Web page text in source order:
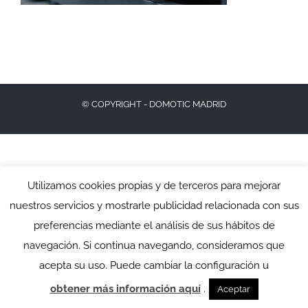
© COPYRIGHT - DOMOTIC MADRID
Utilizamos cookies propias y de terceros para mejorar
nuestros servicios y mostrarle publicidad relacionada con sus
preferencias mediante el análisis de sus hábitos de
navegación. Si continua navegando, consideramos que
acepta su uso. Puede cambiar la configuración u
obtener más información aquí. Aceptar